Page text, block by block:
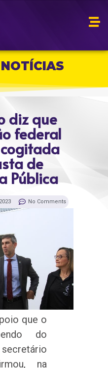
diz que
federal
de
Pública
No Comments
que o
do
na